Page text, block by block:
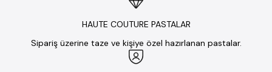
HAUTE COUTURE PASTALAR
Sipariş üzerine taze ve kişiye özel hazırlanan pastalar.